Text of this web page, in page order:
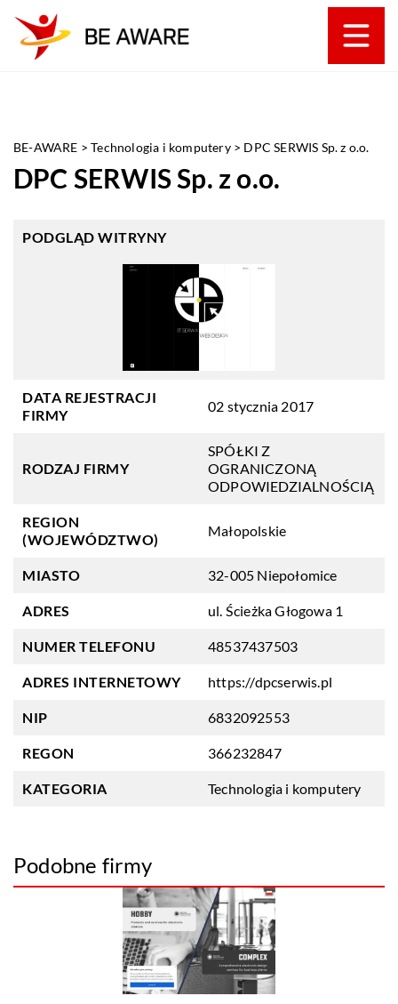
BE-AWARE >Technologia i komputery> DPC SERWIS Sp. z o.o.
DPC SERWIS Sp. z o.o.
PODGLĄD WITRYNY
DATA REJESTRACJI
FIRMY
02 stycznia 2017
RODZAJ FIRMY
SPÓŁKI Z
OGRANICZONĄ
ODPOWIEDZIALNOŚCIĄ
REGION
(WOJEWÓDZTWO)
Małopolskie
MIASTO 32-005 Niepołomice
ADRES ul. Ścieżka Głogowa 1
NUMER TELEFONU 48537437503
ADRES INTERNETOWY https://dpcserwis.pl
NIP 6832092553
REGON 366232847
KATEGORIA Technologia i komputery
Podobne firmy